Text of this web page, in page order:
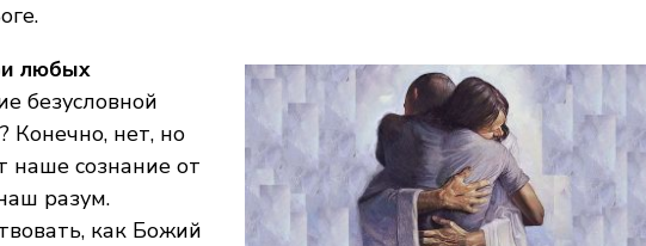
любых
безусловной
Конечно, нет, но
наше сознание от
разум.
как Божий